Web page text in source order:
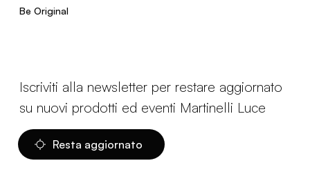
Be Original
Iscriviti alla newsletter per restare aggiornato
su nuovi prodotti ed eventi Martinelli Luce
Resta aggiornato